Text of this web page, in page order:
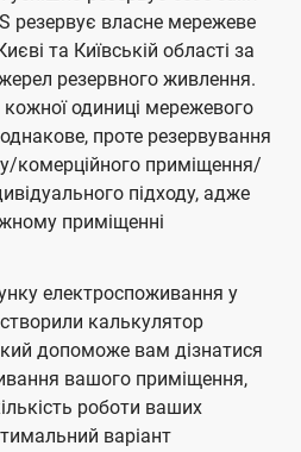
резервує власне мережеве
та Київській області за
резервного живлення.
одиниці мережевого
проте резервування
комерційного приміщення/
підходу, адже
приміщенні
електроспоживання у
калькулятор
допоможе вам дізнатися
вашого приміщення,
роботи ваших
варіант